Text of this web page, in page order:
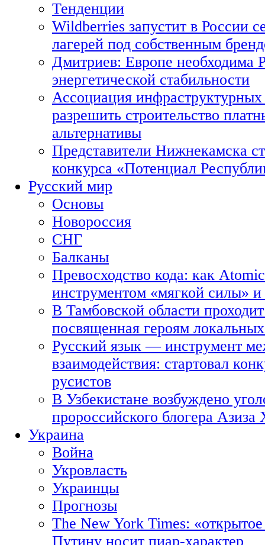
Тенденции
Wildberries запустит в России
лагерей под собственным
Дмитриев: Европе необходима
энергетической стабильности
Ассоциация
разрешить строительство
альтернативы
Представители Нижнекамска
конкурса «Потенциал
Русский мир
Основы
Новороссия
СНГ
Балканы
Превосходство кода: как
инструментом «мягкой силы» и
В Тамбовской области
посвященная героям
Русский язык — инструмент
взаимодействия: стартовал
русистов
В Узбекистане возбуждено
пророссийского блогера Азиза
Украина
Война
Укровласть
Украинцы
Прогнозы
The New York Times:
Путину носит пиар-характер